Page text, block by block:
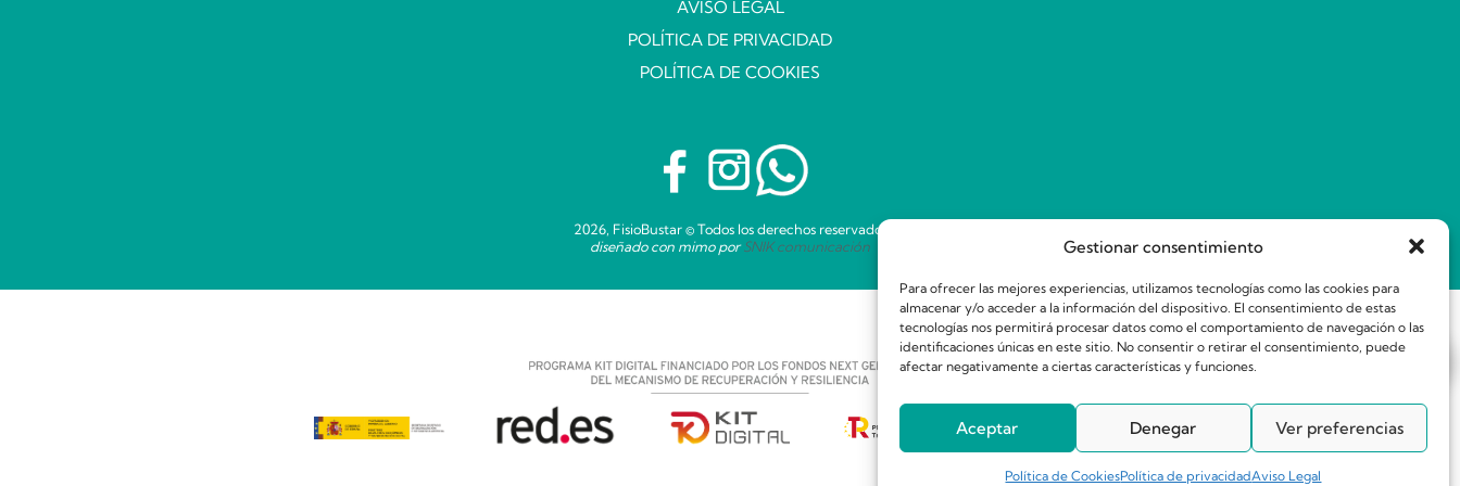
Gestionar consentimiento
Para ofrecer las mejores experiencias, utilizamos tecnologías como las cookies para
almacenar y/o acceder a la información del dispositivo. El consentimiento de estas
tecnologías nos permitirá procesar datos como el comportamiento de navegación o las
identificaciones únicas en este sitio. No consentir o retirar el consentimiento, puede
afectar negativamente a ciertas características y funciones.
Aceptar Denegar Ver preferencias
Política de CookiesPolítica de privacidadAviso Legal
AVISO LEGAL
POLÍTICA DE PRIVACIDAD
POLÍTICA DE COOKIES
2026, FisioBustar © Todos los derechos reservados
diseñado con mimo porSNIK comunicación